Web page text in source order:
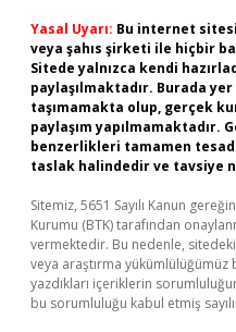
Yasal Uyarı: Bu internet
veya şahıs şirketi ile hiçbir
Sitede yalnızca kendi
paylaşılmaktadır. Burada
taşımamakta olup, gerçek
paylaşım yapılmamaktadır.
benzerlikleri tamamen
taslak halindedir ve tavsiye
Sitemiz, 5651 Sayılı Kanun
Kurumu (BTK) tarafından
vermektedir. Bu nedenle,
veya araştırma
yazdıkları içeriklerin
bu sorumluluğu kabul etmiş